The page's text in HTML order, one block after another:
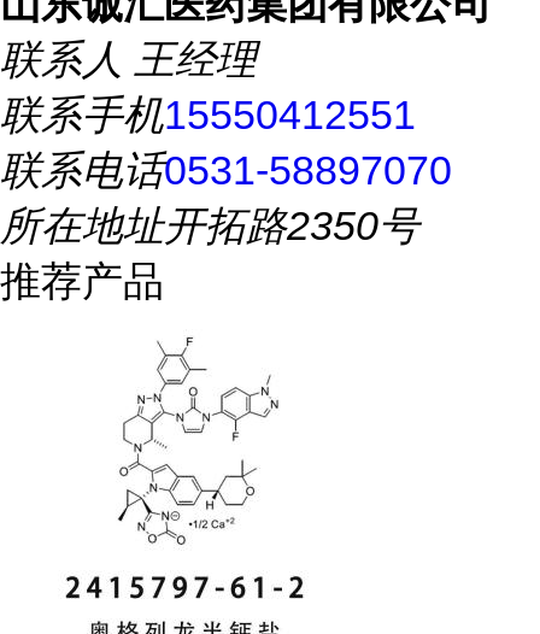
联系人 王经理
联系手机15550412551
联系电话0531-58897070
所在地址开拓路2350号
推荐产品